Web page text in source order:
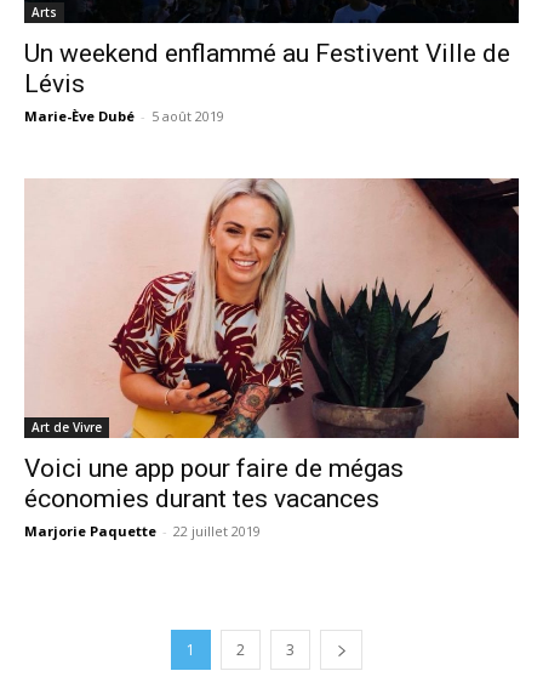
Arts
Un weekend enflammé au Festivent Ville de
Lévis
Marie-Ève Dubé - 5 août 2019
Art de Vivre
Voici une app pour faire de mégas
économies durant tes vacances
Marjorie Paquette - 22 juillet 2019
1 2 3